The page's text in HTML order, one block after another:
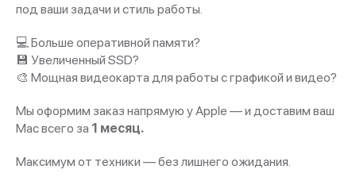
под ваши задачи и стиль работы.
💻 Больше оперативной памяти?
💾 Увеличенный SSD?
🎨 Мощная видеокарта для работы с графикой и видео?
Мы оформим заказ напрямую у Apple — и доставим ваш
Mac всего за 1 месяц.
Максимум от техники — без лишнего ожидания.